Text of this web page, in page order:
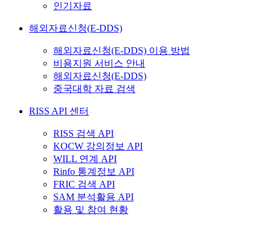
인기자료
해외자료신청(E-DDS)
해외자료신청(E-DDS) 이용 방법
비용지원 서비스 안내
해외자료신청(E-DDS)
중국대학 자료 검색
RISS API 센터
RISS 검색 API
KOCW 강의정보 API
WILL 연계 API
Rinfo 통계정보 API
FRIC 검색 API
SAM 분석활용 API
활용 및 참여 현황